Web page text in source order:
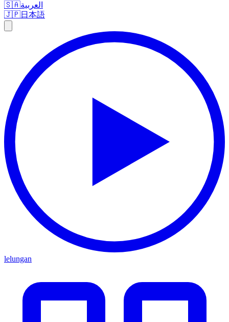
🇸🇦العربية
🇯🇵日本語
lelungan